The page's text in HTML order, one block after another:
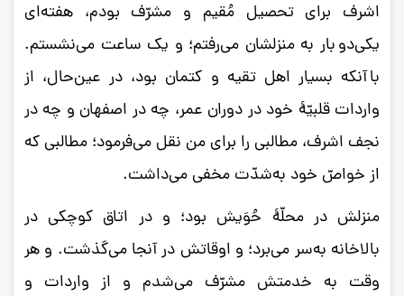
اشرف برای تحصیل مُقیم و مشرّف بودم، هفته‌ای
یکی‌دو بار به منزلشان می‌رفتم؛ و یک ساعت می‌نشستم.
با آنکه بسیار اهل تقیه و کتمان بود، در عین‌حال، از
واردات قلبیّۀ خود در دوران عمر، چه در اصفهان و چه در
نجف اشرف، مطالبی را برای من نقل می‌فرمود؛ مطالبی که
از خواصّ خود به‌شدّت مخفی می‌داشت.
منزلش در محلّۀ حُوَیش بود؛ و در اتاق کوچکی در
بالاخانه به‌سر می‌برد؛ و اوقاتش در آنجا می‌گذشت. و هر
وقت به خدمتش مشرّف می‌شدم و از واردات و